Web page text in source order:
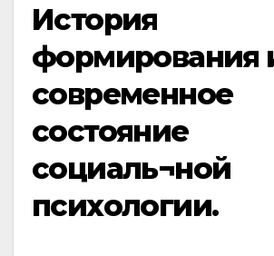
История
формирования
современное
состояние
социаль¬ной
психологии.